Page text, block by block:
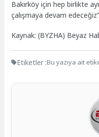
Bakırköy için hep birlikte
çalışmaya devam
Kaynak: (BYZHA) Beyaz
Etiketler :Bu yazıya ait